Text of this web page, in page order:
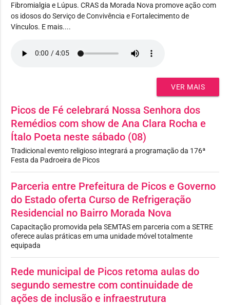
Fibromialgia e Lúpus. CRAS da Morada Nova promove ação com
os idosos do Serviço de Convivência e Fortalecimento de
Vínculos. E mais....
VER MAIS
Picos de Fé celebrará Nossa Senhora dos
Remédios com show de Ana Clara Rocha e
Ítalo Poeta neste sábado (08)
Tradicional evento religioso integrará a programação da 176ª
Festa da Padroeira de Picos
Parceria entre Prefeitura de Picos e Governo
do Estado oferta Curso de Refrigeração
Residencial no Bairro Morada Nova
Capacitação promovida pela SEMTAS em parceria com a SETRE
oferece aulas práticas em uma unidade móvel totalmente
equipada
Rede municipal de Picos retoma aulas do
segundo semestre com continuidade de
ações de inclusão e infraestrutura